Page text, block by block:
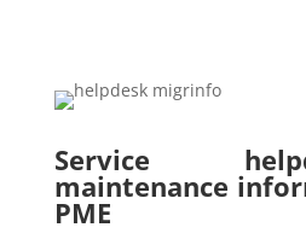
Service
maintenance
PME